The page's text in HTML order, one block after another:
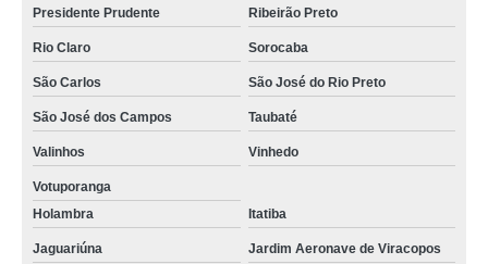
Presidente Prudente Ribeirão Preto
Rio Claro Sorocaba
São Carlos São José do Rio Preto
São José dos Campos Taubaté
Valinhos Vinhedo
Votuporanga
Holambra
Itatiba
Jaguariúna Jardim Aeronave de Viracopos